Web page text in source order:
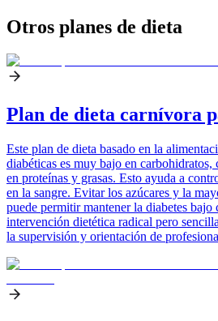
Otros planes de dieta
Plan de dieta carnívora
Este plan de dieta basado en la
diabéticas es muy bajo en carbohidratos,
en proteínas y grasas. Esto ayuda a
en la sangre. Evitar los azúcares y la
puede permitir mantener la diabetes bajo
intervención dietética radical pero
la supervisión y orientación de